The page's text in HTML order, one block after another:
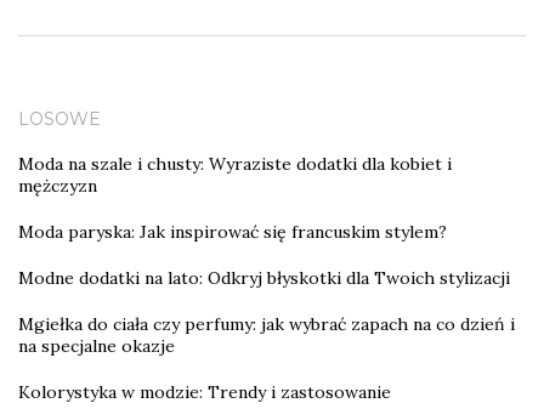
LOSOWE
Moda na szale i chusty: Wyraziste dodatki dla kobiet i
mężczyzn
Moda paryska: Jak inspirować się francuskim stylem?
Modne dodatki na lato: Odkryj błyskotki dla Twoich stylizacji
Mgiełka do ciała czy perfumy: jak wybrać zapach na co dzień i
na specjalne okazje
Kolorystyka w modzie: Trendy i zastosowanie